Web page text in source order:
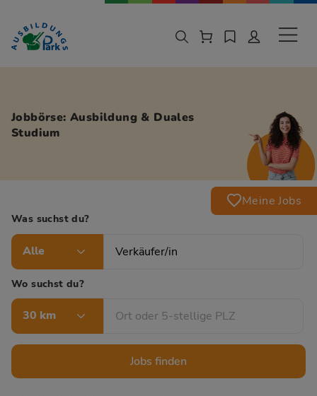
Zur Navigation springen
Zu den Hauptinhalten springen
Jobbörse: Ausbildung & Duales
Studium
Meine Jobs
Was suchst du?
Alle
Wo suchst du?
30 km
Jobs finden